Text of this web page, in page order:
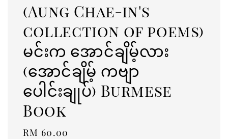
(Aung Chae-in's
collection of poems)
မင်းက အောင်ချိမ့်လား
(အောင်ချိမ့် ကဗျာ
ပေါင်းချုပ်) Burmese
Book
Regular
RM 60.00